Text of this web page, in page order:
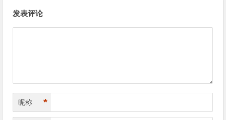
发表评论
昵称 *